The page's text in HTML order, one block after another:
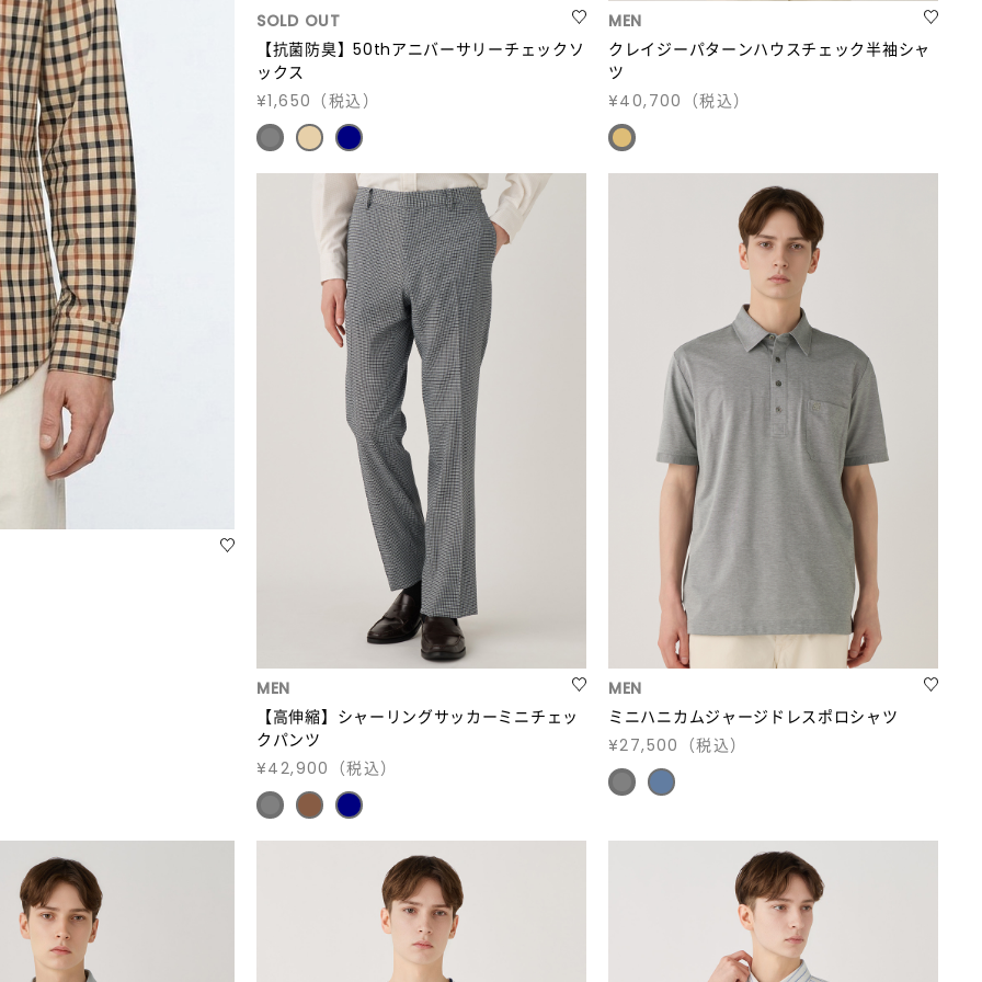
SOLD OUT
【抗菌防臭】50thアニバーサリーチェックソ
ックス
¥1,650 （税込）
MEN
クレイジーパターンハウスチェック半袖シャ
ツ
¥40,700 （税込）
MEN
【高伸縮】シャーリングサッカーミニチェッ
クパンツ
¥42,900 （税込）
MEN
ミニハニカムジャージドレスポロシャツ
¥27,500 （税込）